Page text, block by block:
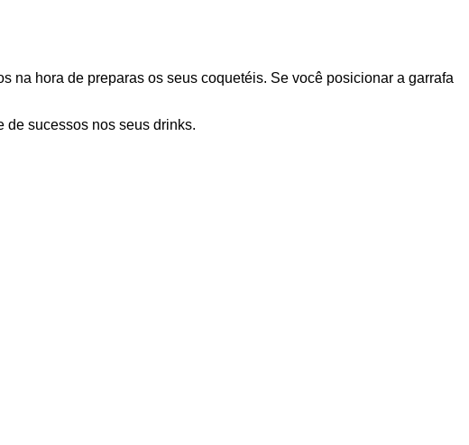
na hora de preparas os seus coquetéis. Se você posicionar a garrafa
de sucessos nos seus drinks.